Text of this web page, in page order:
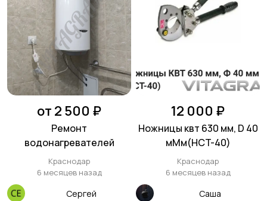
от 2 500 ₽
Ремонт
водонагревателей
Краснодар
6 месяцев назад
Сергей
12 000 ₽
Ножницы квт 630 мм, D 40
мMм(HCT-40)
Краснодар
6 месяцев назад
Саша